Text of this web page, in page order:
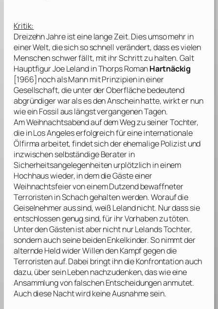
Kritik:
Dreizehn Jahre ist eine lange Zeit. Dies umso mehr in
einer Welt, die sich so schnell verändert, dass es vielen
Menschen schwer fällt, mit ihr Schritt zu halten. Galt
Hauptfigur Joe Leland inThorpsRomanHartnäckig
[1966] noch als Mann mit Prinzipien in einer
Gesellschaft, die unter der Oberfläche bedeutend
abgründiger war als es den Anschein hatte, wirkt er nun
wie ein Fossil aus längst vergangenen Tagen.
Am Weihnachtsabend auf dem Weg zu seiner Tochter,
die in Los Angeles erfolgreich für eine internationale
Ölfirma arbeitet, findet sich der ehemalige Polizist und
inzwischen selbständige Berater in
Sicherheitsangelegenheiten urplötzlich in einem
Hochhaus wieder, in dem die Gäste einer
Weihnachtsfeier von einem Dutzend bewaffneter
Terroristen in Schach gehalten werden. Worauf die
Geiselnehmer aus sind, weiß Leland nicht. Nur dass sie
entschlossen genug sind, für ihr Vorhaben zu töten.
Unter den Gästen ist aber nicht nur Lelands Tochter,
sondern auch seine beiden Enkelkinder. So nimmt der
alternde Held wider Willen den Kampf gegen die
Terroristen auf. Dabei bringt ihn die Konfrontation auch
dazu, über sein Leben nachzudenken, das wie eine
Ansammlung von falschen Entscheidungen anmutet.
Auch diese Nacht wird keine Ausnahme sein.